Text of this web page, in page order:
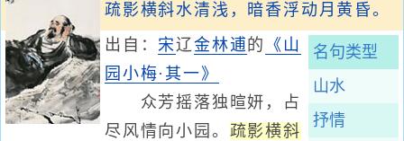
疏影横斜水清浅，暗香浮动月黄昏。
名句类型
山水
抒情
出自：宋辽金林逋 的 《山
园小梅·其一》
众芳摇落独暄妍，占
尽风情向小园。 疏影横斜